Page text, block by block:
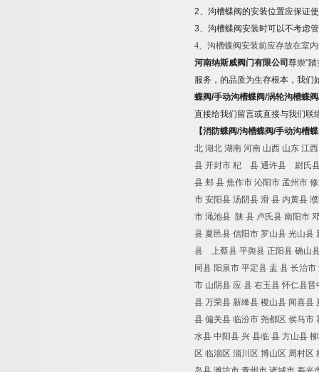
2、沟槽蝶阀的安装位置应保证
3、沟槽蝶阀安装时可以不考虑
4、沟槽蝶阀安装前应存放在室
河南纳斯威阀门有限公司 尊崇“踏
服务，的品质为生存根本，我们
蝶阀/手动沟槽蝶阀/涡轮沟槽蝶阀
直接给我们留言或直接与我们联
【消防蝶阀/沟槽蝶阀/手动沟槽
北 湖北 湖南 河南 山西 山东 江西
县 开封市 杞 县 通许县 尉氏
县 郏 县 焦作市 沁阳市 孟州市
市 安阳县 汤阴县 滑 县 内黄县
市 渑池县 陕 县 卢氏县 南阳市
县 夏邑县 信阳市 罗山县 光山县
县 上蔡县 平舆县 正阳县 确山
同县 阳泉市 平定县 盂 县 长治市
市 山阴县 应 县 右玉县 怀仁县晋
县 万荣县 新绛县 稷山县 闻喜县
县 偏关县 临汾市 尧都区 侯马市
水县 中阳县 兴 县临 县 方山县
区 临淄区 淄川区 博山区 周村区